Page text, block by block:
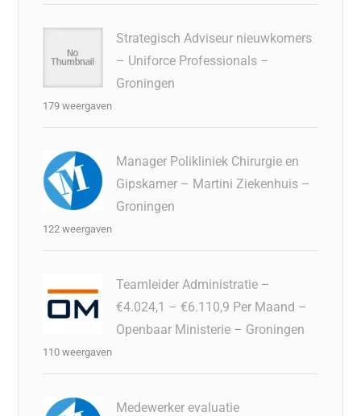
Strategisch Adviseur nieuwkomers
– Uniforce Professionals –
Groningen
179 weergaven
Manager Polikliniek Chirurgie en
Gipskamer – Martini Ziekenhuis –
Groningen
122 weergaven
Teamleider Administratie –
€4.024,1 – €6.110,9 Per Maand –
Openbaar Ministerie – Groningen
110 weergaven
Medewerker evaluatie